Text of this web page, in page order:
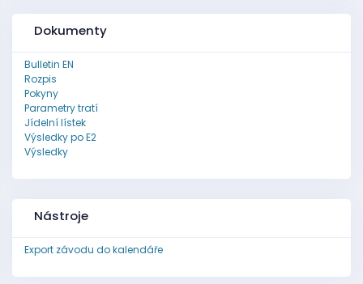
Dokumenty
Bulletin EN
Rozpis
Pokyny
Parametry tratí
Jídelní lístek
Výsledky po E2
Výsledky
Nástroje
Export závodu do kalendáře